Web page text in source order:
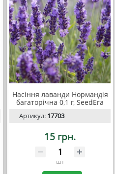
Насіння лаванди Нормандія
багаторічна 0,1 г, SeedEra
Артикул: 17703
15 грн.
шт